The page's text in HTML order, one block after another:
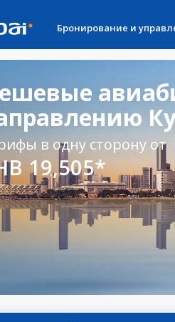
Бронирование и
в одну сторону от
19,505*